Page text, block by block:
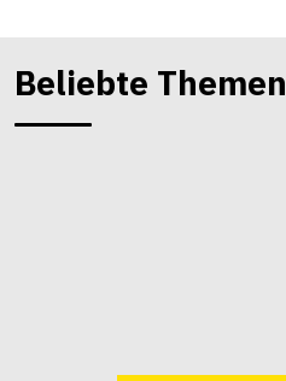
Beliebte Themen